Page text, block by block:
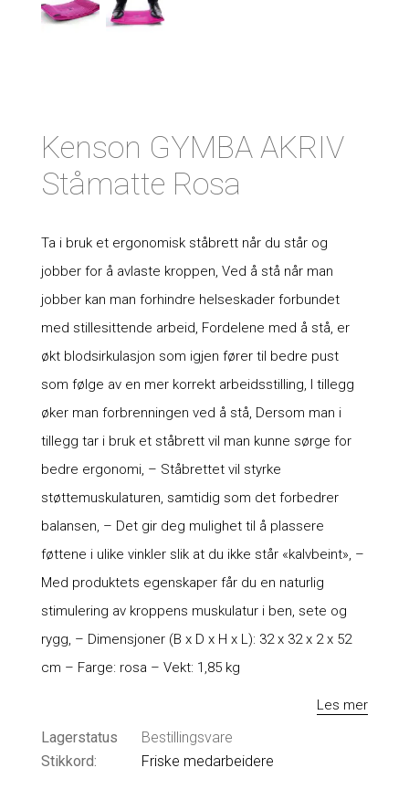
Kenson GYMBA AKRIV
Ståmatte Rosa
Ta i bruk et ergonomisk ståbrett når du står og
jobber for å avlaste kroppen, Ved å stå når man
jobber kan man forhindre helseskader forbundet
med stillesittende arbeid, Fordelene med å stå, er
økt blodsirkulasjon som igjen fører til bedre pust
som følge av en mer korrekt arbeidsstilling, I tillegg
øker man forbrenningen ved å stå, Dersom man i
tillegg tar i bruk et ståbrett vil man kunne sørge for
bedre ergonomi, – Ståbrettet vil styrke
støttemuskulaturen, samtidig som det forbedrer
balansen, – Det gir deg mulighet til å plassere
føttene i ulike vinkler slik at du ikke står «kalvbeint», –
Med produktets egenskaper får du en naturlig
stimulering av kroppens muskulatur i ben, sete og
rygg, – Dimensjoner (B x D x H x L): 32 x 32 x 2 x 52
cm – Farge: rosa – Vekt: 1,85 kg
Les mer
Lagerstatus
Bestillingsvare
Stikkord:
Friske medarbeidere